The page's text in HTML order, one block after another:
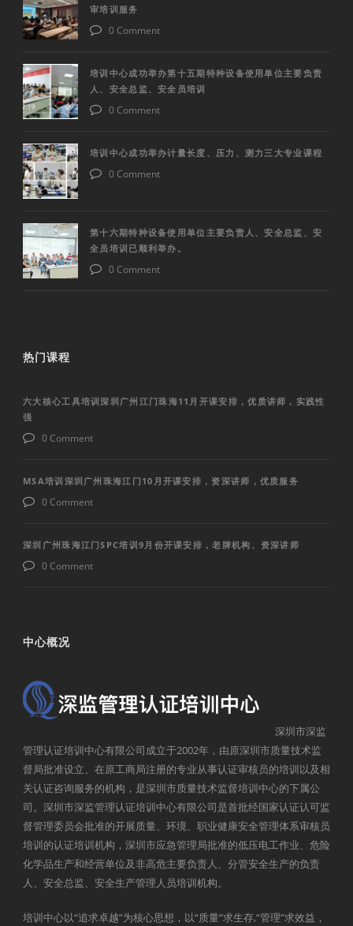
审培训服务
0 Comment
培训中心成功举办第十五期特种设备使用单位主要负责
人、安全总监、安全员培训
0 Comment
培训中心成功举办计量长度、压力、测力三大专业课程
0 Comment
第十六期特种设备使用单位主要负责人、安全总监、安
全员培训已顺利举办。
0 Comment
热门课程
六大核心工具培训深圳广州江门珠海11月开课安排，优质讲师，实践性
强
0 Comment
MSA培训深圳广州珠海江门10月开课安排，资深讲师，优质服务
0 Comment
深圳广州珠海江门SPC培训9月份开课安排，老牌机构、资深讲师
0 Comment
中心概况
深圳市深监
管理认证培训中心有限公司成立于2002年，由原深圳市质量技术监
督局批准设立、在原工商局注册的专业从事认证审核员的培训以及相
关认证咨询服务的机构，是深圳市质量技术监督培训中心的下属公
司。深圳市深监管理认证培训中心有限公司是首批经国家认证认可监
督管理委员会批准的开展质量、环境、职业健康安全管理体系审核员
培训的认证培训机构，深圳市应急管理局批准的低压电工作业、危险
化学品生产和经营单位及非高危主要负责人、分管安全生产的负责
人、安全总监、安全生产管理人员培训机构。
培训中心以“追求卓越”为核心思想，以“质量”求生存,“管理”求效益，